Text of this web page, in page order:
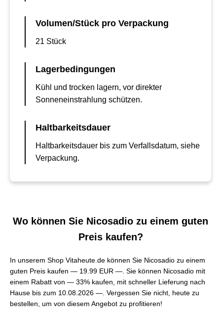
Volumen/Stück pro Verpackung
21 Stück
Lagerbedingungen
Kühl und trocken lagern, vor direkter
Sonneneinstrahlung schützen.
Haltbarkeitsdauer
Haltbarkeitsdauer bis zum Verfallsdatum, siehe
Verpackung.
Wo können Sie Nicosadio zu einem guten
Preis kaufen?
In unserem Shop Vitaheute.de können Sie Nicosadio zu einem
guten Preis kaufen — 19.99 EUR — . Sie können Nicosadio mit
einem Rabatt von — 33% kaufen, mit schneller Lieferung nach
Hause bis zum 10.08.2026 —. Vergessen Sie nicht, heute zu
bestellen, um von diesem Angebot zu profitieren!